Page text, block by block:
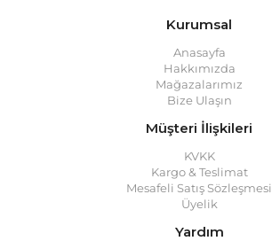
Kurumsal
Anasayfa
Hakkımızda
Mağazalarımız
Bize Ulaşın
Müşteri İlişkileri
KVKK
Kargo & Teslimat
Mesafeli Satış Sözleşmesi
Üyelik
Yardım